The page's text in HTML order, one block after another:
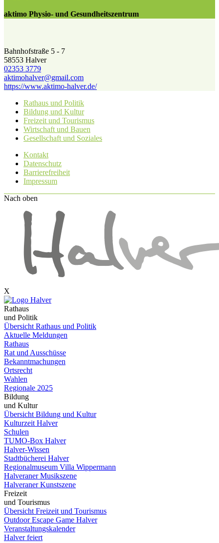
aktimo Physio- und Gesundheitszentrum
Bahnhofstraße 5 - 7
58553 Halver
02353 3779
aktimohalver@​gmail.com
https://www.aktimo-halver.de/
Rathaus und Politik
Bildung und Kultur
Freizeit und Tourismus
Wirtschaft und Bauen
Gesellschaft und Soziales
Kontakt
Datenschutz
Barrierefreiheit
Impressum
Nach oben
X
Rathaus
und Politik
Übersicht Rathaus und Politik
Aktuelle Meldungen
Rathaus
Rat und Ausschüsse
Bekanntmachungen
Ortsrecht
Wahlen
Regionale 2025
Bildung
und Kultur
Übersicht Bildung und Kultur
Kulturzeit Halver
Schulen
TUMO-Box Halver
Halver-Wissen
Stadtbücherei Halver
Regionalmuseum Villa Wippermann
Halveraner Musikszene
Halveraner Kunstszene
Freizeit
und Tourismus
Übersicht Freizeit und Tourismus
Outdoor Escape Game Halver
Veranstaltungskalender
Halver feiert